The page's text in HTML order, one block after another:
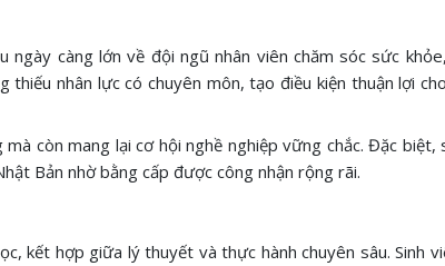
càng lớn về đội ngũ nhân viên chăm sóc sức
nhân lực có chuyên môn, tạo điều kiện thuận lợi
còn mang lại cơ hội nghề nghiệp vững chắc. Đặc biệt,
Bản nhờ bằng cấp được công nhận rộng rãi.
kết hợp giữa lý thuyết và thực hành chuyên sâu. Sinh